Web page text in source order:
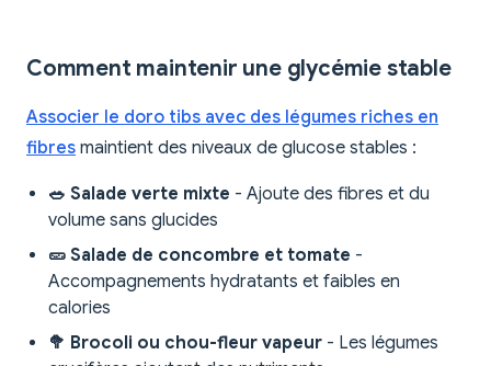
Comment maintenir une glycémie stable
Associer le doro tibs avec des légumes riches en
fibres maintient des niveaux de glucose stables :
🥗 Salade verte mixte - Ajoute des fibres et du
volume sans glucides
🥒 Salade de concombre et tomate -
Accompagnements hydratants et faibles en
calories
🥦 Brocoli ou chou-fleur vapeur - Les légumes